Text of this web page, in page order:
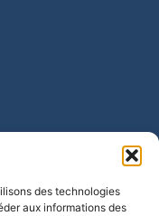
des technologies
aux informations des